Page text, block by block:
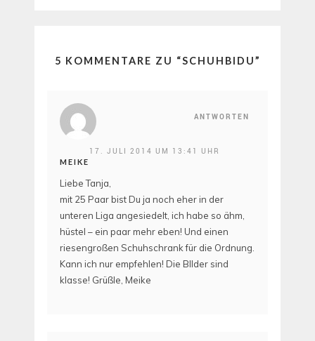
5 KOMMENTARE ZU “SCHUHBIDU”
ANTWORTEN
MEIKE
17. JULI 2014 UM 13:41 UHR
Liebe Tanja,
mit 25 Paar bist Du ja noch eher in der
unteren Liga angesiedelt, ich habe so ähm,
hüstel – ein paar mehr eben! Und einen
riesengroßen Schuhschrank für die Ordnung.
Kann ich nur empfehlen! Die BIlder sind
klasse! Grüßle, Meike